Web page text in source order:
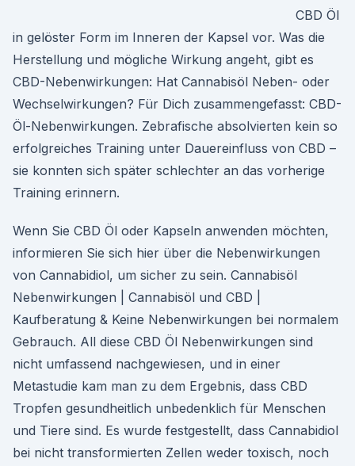
CBD Öl
in gelöster Form im Inneren der Kapsel vor. Was die
Herstellung und mögliche Wirkung angeht, gibt es
CBD-Nebenwirkungen: Hat Cannabisöl Neben- oder
Wechselwirkungen? Für Dich zusammengefasst: CBD-
Öl-Nebenwirkungen. Zebrafische absolvierten kein so
erfolgreiches Training unter Dauereinfluss von CBD –
sie konnten sich später schlechter an das vorherige
Training erinnern.
Wenn Sie CBD Öl oder Kapseln anwenden möchten,
informieren Sie sich hier über die Nebenwirkungen
von Cannabidiol, um sicher zu sein. Cannabisöl
Nebenwirkungen | Cannabisöl und CBD |
Kaufberatung & Keine Nebenwirkungen bei normalem
Gebrauch. All diese CBD Öl Nebenwirkungen sind
nicht umfassend nachgewiesen, und in einer
Metastudie kam man zu dem Ergebnis, dass CBD
Tropfen gesundheitlich unbedenklich für Menschen
und Tiere sind. Es wurde festgestellt, dass Cannabidiol
bei nicht transformierten Zellen weder toxisch, noch